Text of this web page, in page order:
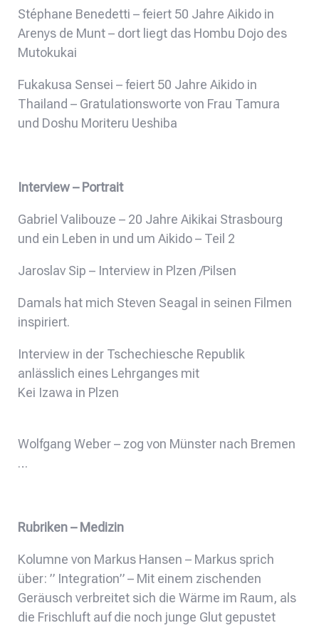
Stéphane Benedetti – feiert 50 Jahre Aikido in
Arenys de Munt – dort liegt das Hombu Dojo des
Mutokukai
Fukakusa Sensei – feiert 50 Jahre Aikido in
Thailand – Gratulationsworte von Frau Tamura
und Doshu Moriteru Ueshiba
Interview – Portrait
Gabriel Valibouze – 20 Jahre Aikikai Strasbourg
und ein Leben in und um Aikido – Teil 2
Jaroslav Sip – Interview in Plzen /Pilsen
Damals hat mich Steven Seagal in seinen Filmen
inspiriert.
Interview in der Tschechiesche Republik
anlässlich eines Lehrganges mit
Kei Izawa in Plzen
Wolfgang Weber – zog von Münster nach Bremen
…
Rubriken – Medizin
Kolumne von Markus Hansen – Markus sprich
über: ” Integration” – Mit einem zischenden
Geräusch verbreitet sich die Wärme im Raum, als
die Frischluft auf die noch junge Glut gepustet